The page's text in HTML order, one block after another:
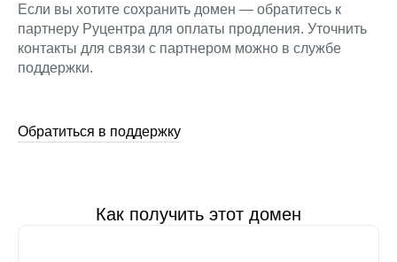
Если вы хотите сохранить домен — обратитесь к
партнеру Руцентра для оплаты продления. Уточнить
контакты для связи с партнером можно в службе
поддержки.
Обратиться в поддержку
Как получить этот домен